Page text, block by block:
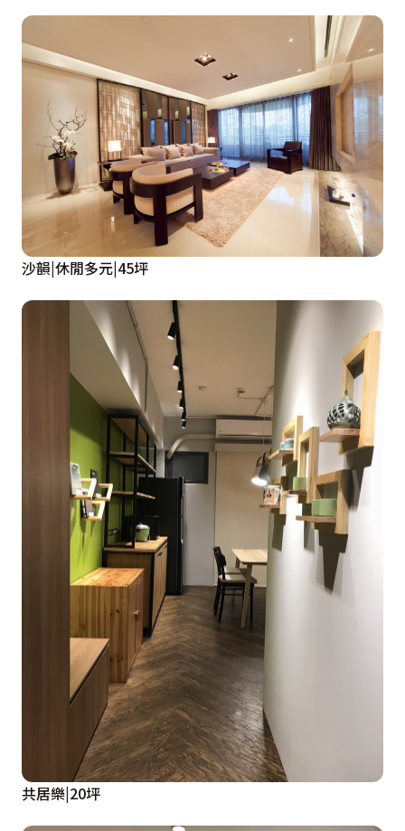
沙韻|休閒多元|45坪
共居樂|20坪